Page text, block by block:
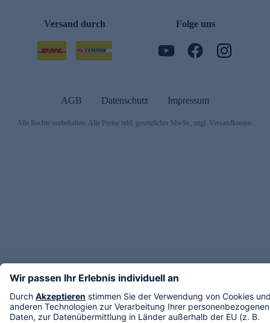
Versand durch Folge uns
AGB Datenschutz Impressum
Alle Rechte vorbehalten. Alle Preise inkl. gesetzlicher MwSt., zzgl. Versandkosten.